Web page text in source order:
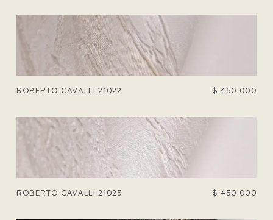
ROBERTO CAVALLI 21022 $ 450.000
ROBERTO CAVALLI 21025 $ 450.000